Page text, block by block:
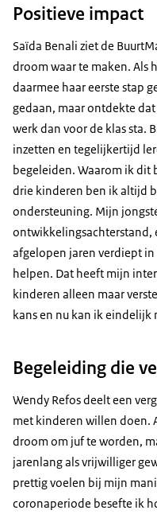
Positieve impact
Saïda Benali ziet de
droom waar te maken. Als
daarmee haar eerste stap
gedaan, maar ontdekte
werk dan voor de klas sta.
inzetten en tegelijkertijd
begeleiden. Waarom ik dit
drie kinderen ben ik altijd
ondersteuning. Mijn
ontwikkelingsachterstand,
afgelopen jaren verdiept
helpen. Dat heeft mijn
kinderen alleen maar
kans en nu kan ik eindelijk
Begeleiding die
Wendy Refos deelt een
met kinderen willen doen.
droom om juf te worden,
jarenlang als vrijwilliger
prettig voelen bij mijn
coronaperiode besefte ik